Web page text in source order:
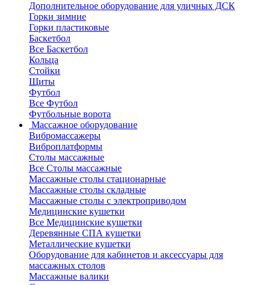
Дополнительное оборудование для уличных ДСК
Горки зимние
Горки пластиковые
Баскетбол
Все Баскетбол
Кольца
Стойки
Щиты
Футбол
Все Футбол
Футбольные ворота
Массажное оборудование
Вибромассажеры
Виброплатформы
Столы массажные
Все Столы массажные
Массажные столы стационарные
Массажные столы складные
Массажные столы с электроприводом
Медицинские кушетки
Все Медицинские кушетки
Деревянные СПА кушетки
Металлические кушетки
Оборудование для кабинетов и аксессуары для
массажных столов
Массажные валики